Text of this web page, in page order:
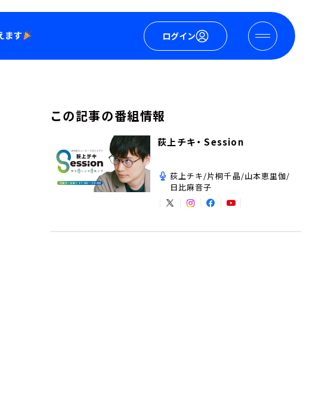
ログイン
この記事の番組情報
荻上チキ・ Session
荻上チキ/片桐千晶/山本恵里伽/
日比麻音子